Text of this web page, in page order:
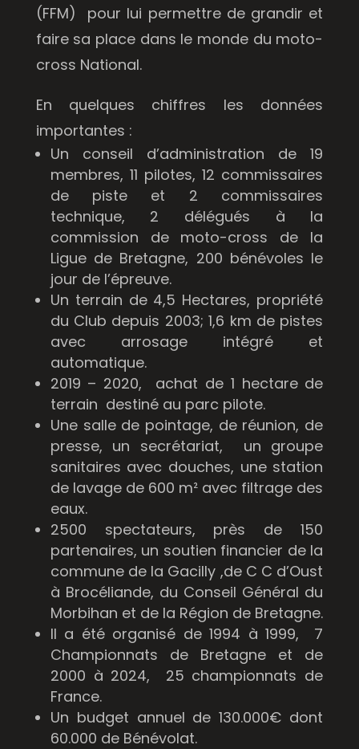
(FFM) pour lui permettre de grandir et
faire sa place dans le monde du moto-
cross National.
En quelques chiffres les données
importantes :
Un conseil d’administration de 19
membres, 11 pilotes, 12 commissaires
de piste et 2 commissaires
technique, 2 délégués à la
commission de moto-cross de la
Ligue de Bretagne, 200 bénévoles le
jour de l’épreuve.
Un terrain de 4,5 Hectares, propriété
du Club depuis 2003; 1,6 km de pistes
avec arrosage intégré et
automatique.
2019 – 2020, achat de 1 hectare de
terrain destiné au parc pilote.
Une salle de pointage, de réunion, de
presse, un secrétariat, un groupe
sanitaires avec douches, une station
de lavage de 600 m² avec filtrage des
eaux.
2500 spectateurs, près de 150
partenaires, un soutien financier de la
commune de la Gacilly ,de C C d’Oust
à Brocéliande, du Conseil Général du
Morbihan et de la Région de Bretagne.
Il a été organisé de 1994 à 1999, 7
Championnats de Bretagne et de
2000 à 2024, 25 championnats de
France.
Un budget annuel de 130.000€ dont
60.000 de Bénévolat.